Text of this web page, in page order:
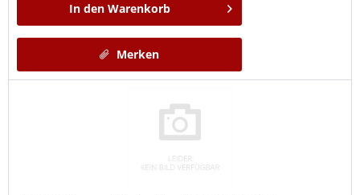
In den Warenkorb
Merken